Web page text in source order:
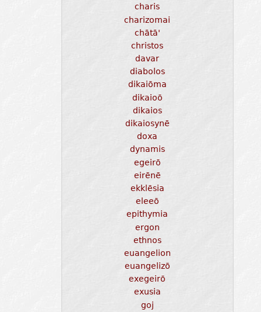
charis
charizomai
chātā'
christos
davar
diabolos
dikaiōma
dikaioō
dikaios
dikaiosynē
doxa
dynamis
egeirō
eirēnē
ekklēsia
eleeō
epithymia
ergon
ethnos
euangelion
euangelizō
exegeirō
exusia
goj